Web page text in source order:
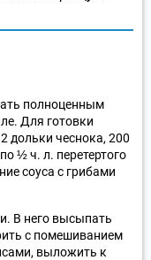
полноценным
Для готовки
дольки чеснока, 200
½ ч. л. перетертого
соуса с грибами
В него высыпать
с помешиванием
выложить к